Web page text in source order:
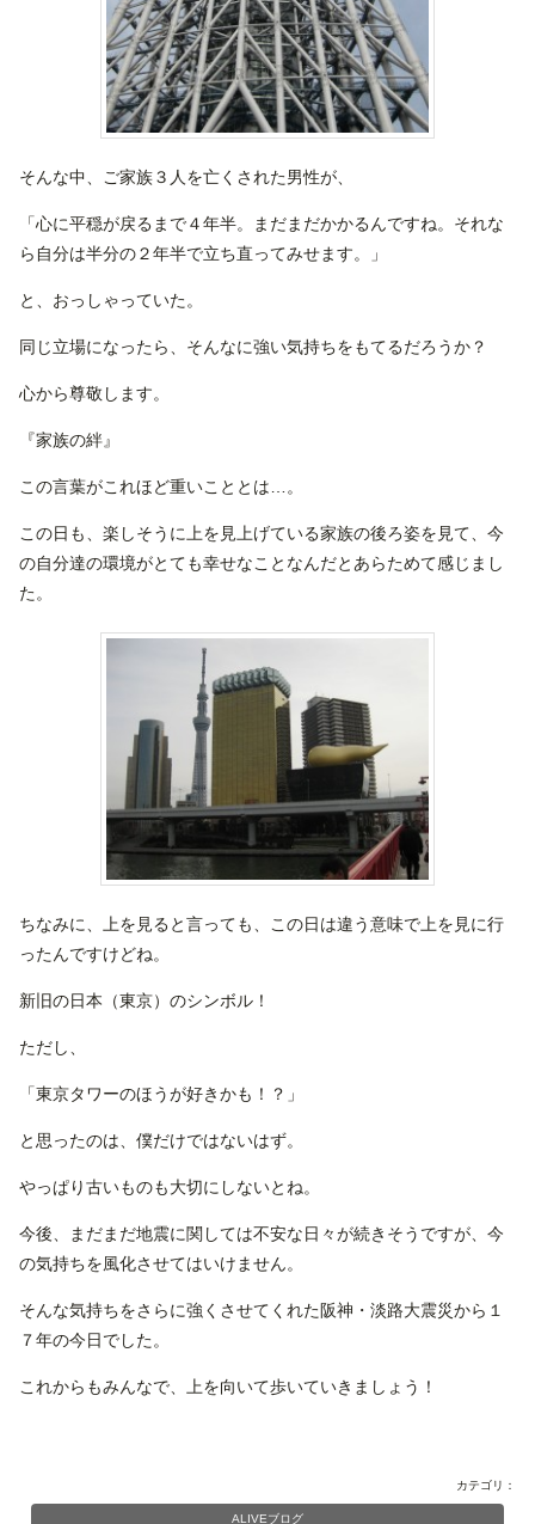
そんな中、ご家族３人を亡くされた男性が、
「心に平穏が戻るまで４年半。まだまだかかるんですね。それな
ら自分は半分の２年半で立ち直ってみせます。」
と、おっしゃっていた。
同じ立場になったら、そんなに強い気持ちをもてるだろうか？
心から尊敬します。
『家族の絆』
この言葉がこれほど重いこととは…。
この日も、楽しそうに上を見上げている家族の後ろ姿を見て、今
の自分達の環境がとても幸せなことなんだとあらためて感じまし
た。
ちなみに、上を見ると言っても、この日は違う意味で上を見に行
ったんですけどね。
新旧の日本（東京）のシンボル！
ただし、
「東京タワーのほうが好きかも！？」
と思ったのは、僕だけではないはず。
やっぱり古いものも大切にしないとね。
今後、まだまだ地震に関しては不安な日々が続きそうですが、今
の気持ちを風化させてはいけません。
そんな気持ちをさらに強くさせてくれた阪神・淡路大震災から１
７年の今日でした。
これからもみんなで、上を向いて歩いていきましょう！
カテゴリ：
ALIVEブログ